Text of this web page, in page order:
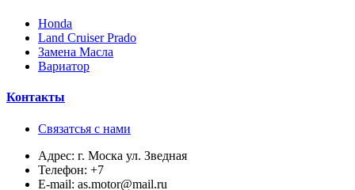
Honda
Land Cruiser Prado
Замена Масла
Вариатор
Контакты
Связатсья с нами
Адрес: г. Моска ул. Зведная
Телефон: +7
E-mail: as.motor@mail.ru